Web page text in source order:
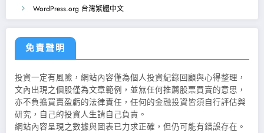
WordPress.org 台灣繁體中文
免責聲明
投資一定有風險，網站內容僅為個人投資紀錄回顧與心得整理，
文內出現之個股僅為文章範例，並無任何推薦股票買賣的意思，
亦不負擔買賣盈虧的法律責任，任何的金融投資皆須自行評估與
研究，自己的投資人生請自己負責。
網站內容呈現之數據與圖表已力求正確，但仍可能有錯誤存在。